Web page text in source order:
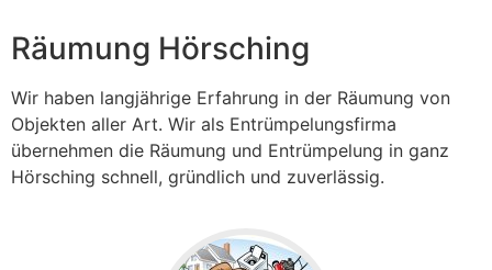
Räumung Hörsching
Wir haben langjährige Erfahrung in der Räumung von
Objekten aller Art. Wir als Entrümpelungsfirma
übernehmen die Räumung und Entrümpelung in ganz
Hörsching schnell, gründlich und zuverlässig.